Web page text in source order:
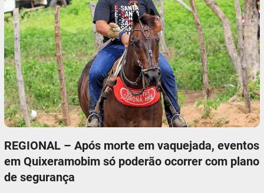
REGIONAL – Após morte em vaquejada, eventos
em Quixeramobim só poderão ocorrer com plano
de segurança